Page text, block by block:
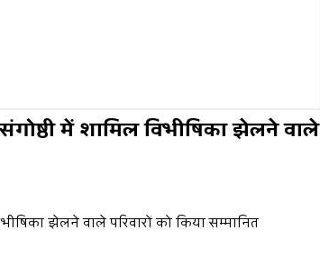
में शामिल विभीषिका झेलने वाले
झेलने वाले परिवारों को किया सम्मानित